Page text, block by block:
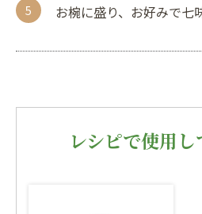
お椀に盛り、お好みで七
レシピで使用